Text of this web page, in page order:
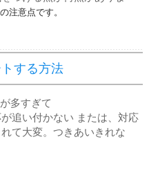
注意点です。
する方法
多すぎて
追い付かない または、対応
て大変。つきあいきれな